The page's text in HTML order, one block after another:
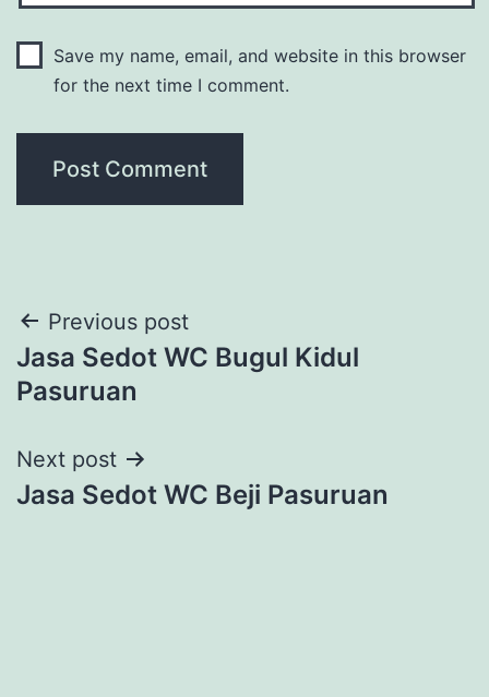
Save my name, email, and website in this browser
for the next time I comment.
Post
navigation
Previous post
Jasa Sedot WC Bugul Kidul
Pasuruan
Next post
Jasa Sedot WC Beji Pasuruan